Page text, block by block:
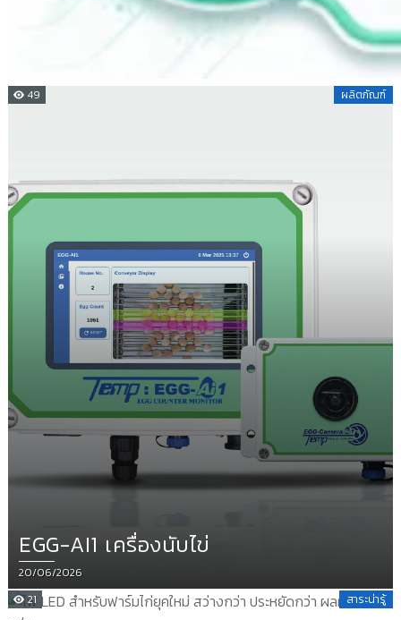
49 ผลิตภัณฑ์
EGG-AI1 เครื่องนับไข่
Posted
on
20/06/2026
21
สาระน่ารู้